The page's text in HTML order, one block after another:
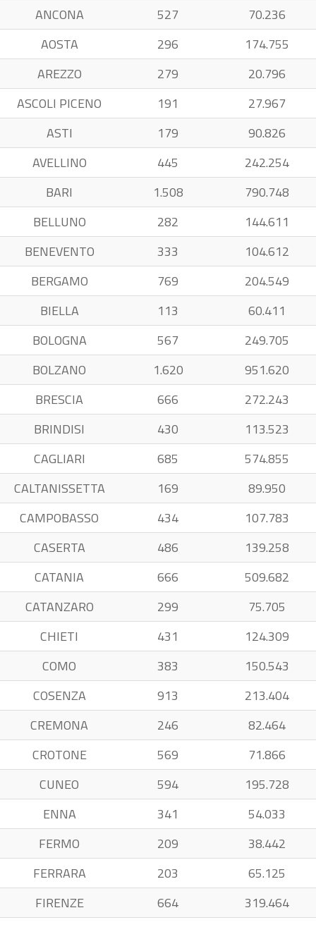
ANCONA
527
70.236
AOSTA
296
174.755
AREZZO
279
20.796
ASCOLI PICENO
191
27.967
ASTI
179
90.826
AVELLINO
445
242.254
BARI
1.508
790.748
BELLUNO
282
144.611
BENEVENTO
333
104.612
BERGAMO
769
204.549
BIELLA
113
60.411
BOLOGNA
567
249.705
BOLZANO
1.620
951.620
BRESCIA
666
272.243
BRINDISI
430
113.523
CAGLIARI
685
574.855
CALTANISSETTA
169
89.950
CAMPOBASSO
434
107.783
CASERTA
486
139.258
CATANIA
666
509.682
CATANZARO
299
75.705
CHIETI
431
124.309
COMO
383
150.543
COSENZA
913
213.404
CREMONA
246
82.464
CROTONE
569
71.866
CUNEO
594
195.728
ENNA
341
54.033
FERMO
209
38.442
FERRARA
203
65.125
FIRENZE
664
319.464